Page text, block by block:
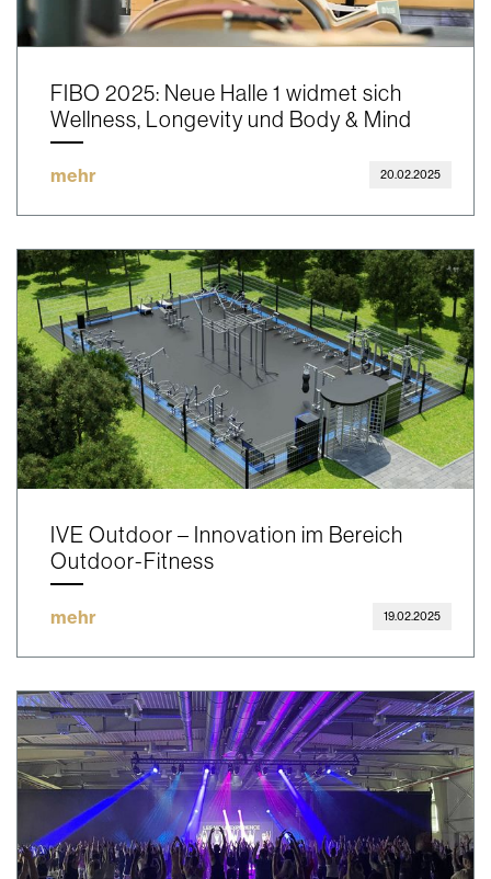
FIBO 2025: Neue Halle 1 widmet sich
Wellness, Longevity und Body & Mind
mehr 20.02.2025
IVE Outdoor – Innovation im Bereich
Outdoor-Fitness
mehr 19.02.2025